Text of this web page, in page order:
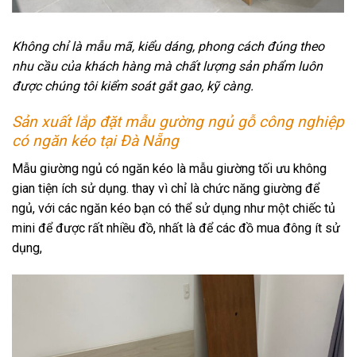
Không chỉ là mẫu mã, kiểu dáng, phong cách đúng theo
nhu cầu của khách hàng mà chất lượng sản phẩm luôn
được chúng tôi kiểm soát gắt gao, kỹ càng.
Sản xuất lắp đặt mẫu gường ngủ gỗ công nghiệp
có ngăn kéo tại Đà Nẵng
Mẫu giường ngủ có ngăn kéo là mẫu giường tối ưu không
gian tiện ích sử dụng. thay vì chỉ là chức năng giường để
ngủ, với các ngăn kéo bạn có thể sử dụng như một chiếc tủ
mini để được rất nhiều đồ, nhất là để các đồ mua đông ít sử
dụng,